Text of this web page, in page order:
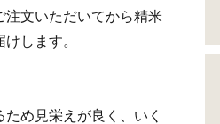
注文いただいてから精米
します。
め見栄えが良く、いく